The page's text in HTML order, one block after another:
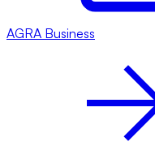
AGRA Business